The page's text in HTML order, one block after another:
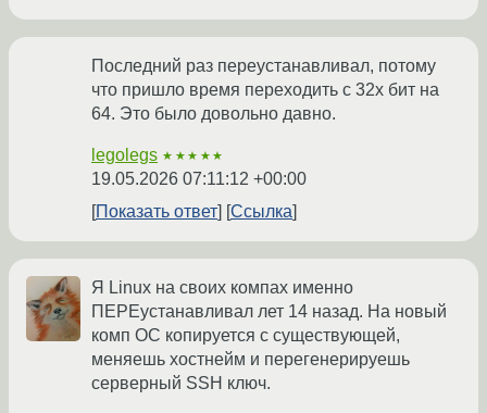
Последний раз переустанавливал, потому
что пришло время переходить с 32х бит на
64. Это было довольно давно.
legolegs ★★★★★
19.05.2026 07:11:12 +00:00
Показать ответ
Ссылка
Я Linux на своих компах именно
ПЕРЕустанавливал лет 14 назад. На новый
комп ОС копируется с существующей,
меняешь хостнейм и перегенерируешь
серверный SSH ключ.